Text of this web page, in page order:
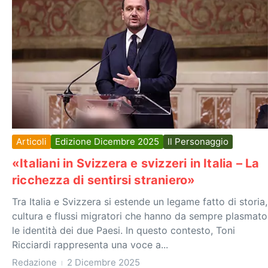
Articoli Edizione Dicembre 2025 Il Personaggio
«Italiani in Svizzera e svizzeri in Italia – La
ricchezza di sentirsi straniero»
Tra Italia e Svizzera si estende un legame fatto di storia,
cultura e flussi migratori che hanno da sempre plasmato
le identità dei due Paesi. In questo contesto, Toni
Ricciardi rappresenta una voce a...
Redazione 2 Dicembre 2025